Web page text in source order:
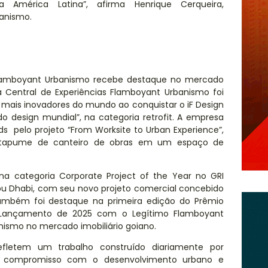
Latina”, afirma Henrique Cerqueira,
Urbanismo recebe destaque no mercado
de Experiências Flamboyant Urbanismo foi
inovadores do mundo ao conquistar o iF Design
design mundial”, na categoria retrofit. A empresa
pelo projeto “From Worksite to Urban Experience”,
de canteiro de obras em um espaço de
categoria Corporate Project of the Year no GRI
Dhabi, com seu novo projeto comercial concebido
foi destaque na primeira edição do Prêmio
de 2025 com o Legítimo Flamboyant
no mercado imobiliário goiano.
um trabalho construído diariamente por
compromisso com o desenvolvimento urbano e